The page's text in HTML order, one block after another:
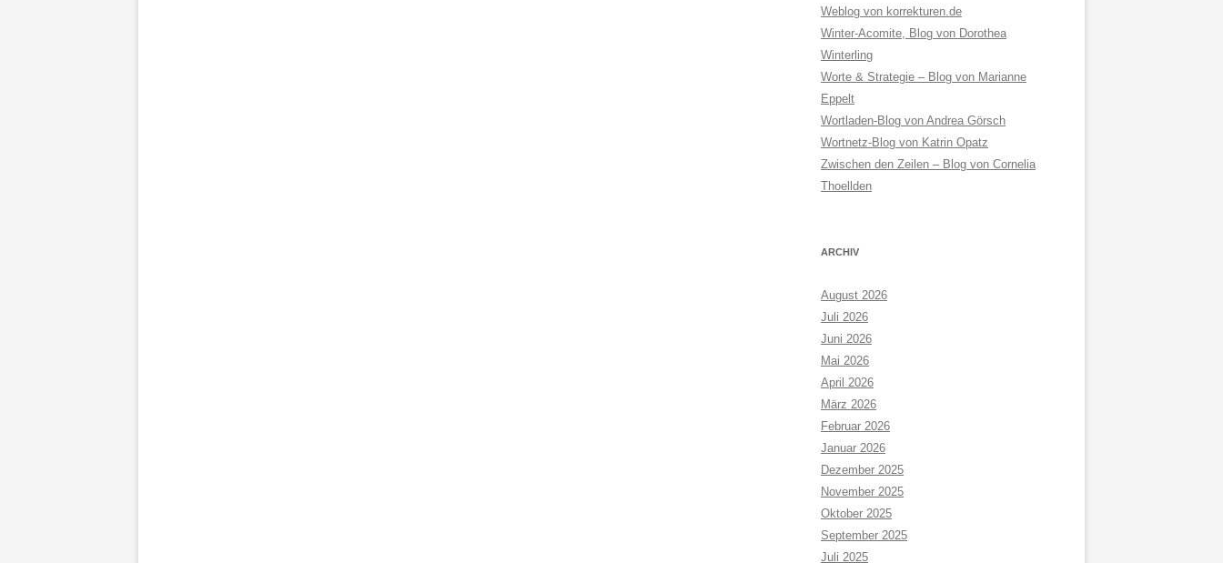
Weblog von korrekturen.de
Winter-Acomite, Blog von Dorothea
Winterling
Worte & Strategie – Blog von Marianne
Eppelt
Wortladen-Blog von Andrea Görsch
Wortnetz-Blog von Katrin Opatz
Zwischen den Zeilen – Blog von Cornelia
Thoellden
ARCHIV
August 2026
Juli 2026
Juni 2026
Mai 2026
April 2026
März 2026
Februar 2026
Januar 2026
Dezember 2025
November 2025
Oktober 2025
September 2025
Juli 2025